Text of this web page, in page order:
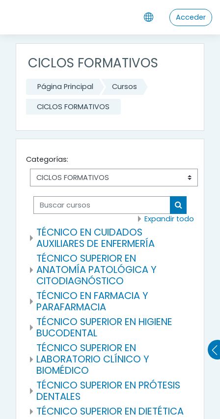
Acceder
CICLOS FORMATIVOS
Página Principal Cursos
CICLOS FORMATIVOS
Categorías:
Buscar cursos
Buscar
Expandir todo
TÉCNICO EN CUIDADOS
AUXILIARES DE ENFERMERÍA
TÉCNICO SUPERIOR EN
ANATOMÍA PATOLÓGICA Y
CITODIAGNÓSTICO
TÉCNICO EN FARMACIA Y
PARAFARMACIA
TÉCNICO SUPERIOR EN HIGIENE
BUCODENTAL
TÉCNICO SUPERIOR EN
LABORATORIO CLÍNICO Y
BIOMÉDICO
TÉCNICO SUPERIOR EN PRÓTESIS
DENTALES
TÉCNICO SUPERIOR EN DIETÉTICA